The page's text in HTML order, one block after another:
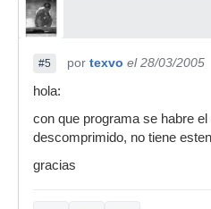
#5 por texvo el 28/03/2005
hola:
con que programa se habre
descomprimido, no tiene
gracias